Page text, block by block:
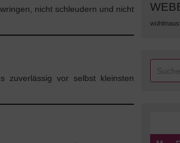
nicht schleudern und nicht
zuverlässig vor selbst kleinsten